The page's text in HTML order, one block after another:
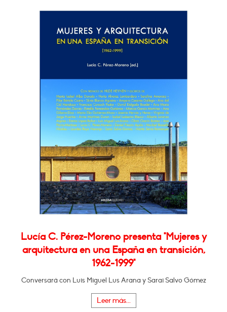
Lucía C. Pérez-Moreno presenta "Mujeres y
arquitectura en una España en transición,
1962-1999"
Conversará con Luis Miguel Lus Arana y Sarai Salvo Gómez
Leer más...